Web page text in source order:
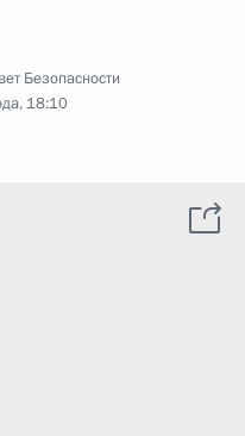
Безопасности
18:10